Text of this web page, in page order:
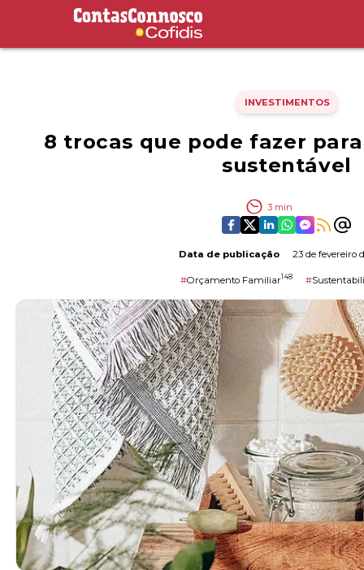
Contas Connosco by Cofidis
INVESTIMENTOS
8 trocas que pode fazer
sustentável
3 min
Data de publicação 23 de fevereiro
#Orçamento Familiar148 #